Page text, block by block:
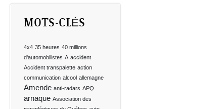
MOTS-CLÉS
4x4 35 heures 40 millions
d'automobilistes A accident
Accident transpalette action
communication alcool allemagne
Amende anti-radars APQ
arnaque Association des